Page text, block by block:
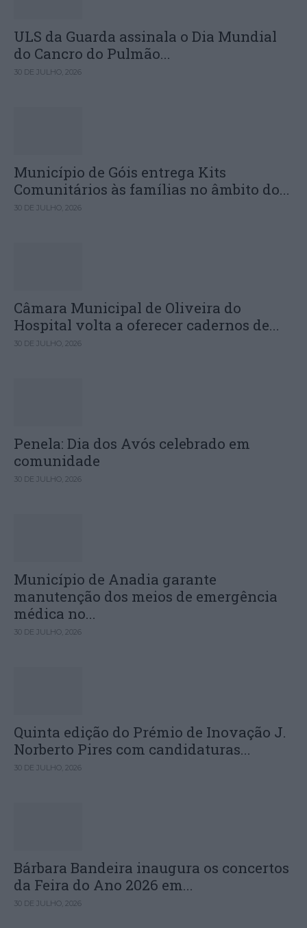
ULS da Guarda assinala o Dia Mundial
do Cancro do Pulmão...
30 DE JULHO, 2026
Município de Góis entrega Kits
Comunitários às famílias no âmbito do...
30 DE JULHO, 2026
Câmara Municipal de Oliveira do
Hospital volta a oferecer cadernos de...
30 DE JULHO, 2026
Penela: Dia dos Avós celebrado em
comunidade
30 DE JULHO, 2026
Município de Anadia garante
manutenção dos meios de emergência
médica no...
30 DE JULHO, 2026
Quinta edição do Prémio de Inovação J.
Norberto Pires com candidaturas...
30 DE JULHO, 2026
Bárbara Bandeira inaugura os concertos
da Feira do Ano 2026 em...
30 DE JULHO, 2026